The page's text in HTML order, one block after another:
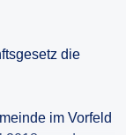
die
im Vorfeld